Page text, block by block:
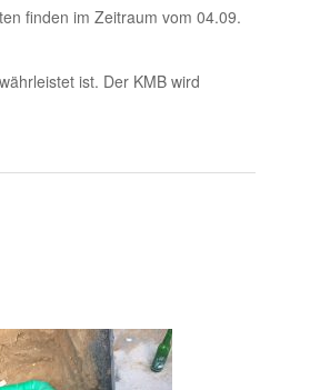
finden im Zeitraum vom 04.09.
ist. Der KMB wird